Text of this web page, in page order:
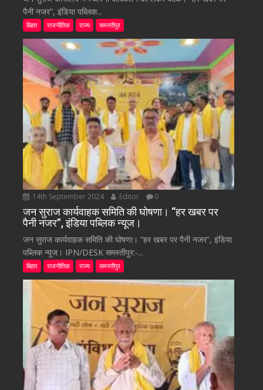
पैनी नजर”, इंडिया पब्लिक...
बिहार राजनीतिक राज्य समस्तीपुर
14th September 2024 Editor 0
जन सुराज कार्यवाहक समिति की घोषणा। “हर खबर पर
पैनी नजर”, इंडिया पब्लिक न्यूज।
जन सुराज कार्यवाहक समिति की घोषणा। “हर खबर पर पैनी नजर”, इंडिया
पब्लिक न्यूज। IPN/DESK समस्तीपुर:-...
बिहार राजनीतिक राज्य समस्तीपुर